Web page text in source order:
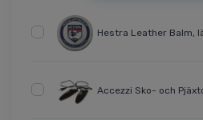
Hestra Leather Balm,
Accezzi Sko- och